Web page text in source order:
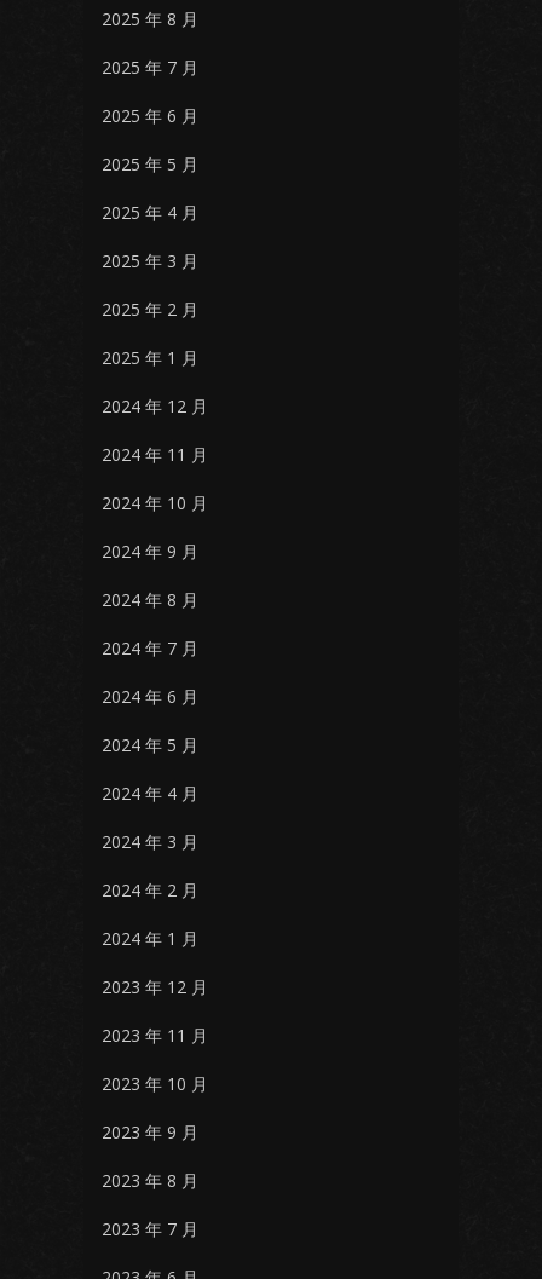
2025 年 8 月
2025 年 7 月
2025 年 6 月
2025 年 5 月
2025 年 4 月
2025 年 3 月
2025 年 2 月
2025 年 1 月
2024 年 12 月
2024 年 11 月
2024 年 10 月
2024 年 9 月
2024 年 8 月
2024 年 7 月
2024 年 6 月
2024 年 5 月
2024 年 4 月
2024 年 3 月
2024 年 2 月
2024 年 1 月
2023 年 12 月
2023 年 11 月
2023 年 10 月
2023 年 9 月
2023 年 8 月
2023 年 7 月